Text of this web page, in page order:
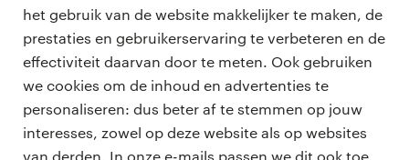
het gebruik van de website makkelijker te maken, de
prestaties en gebruikerservaring te verbeteren en de
effectiviteit daarvan door te meten. Ook gebruiken
we cookies om de inhoud en advertenties te
personaliseren: dus beter af te stemmen op jouw
interesses, zowel op deze website als op websites
van derden. In onze e-mails passen we dit ook toe.
professionals
vacatures